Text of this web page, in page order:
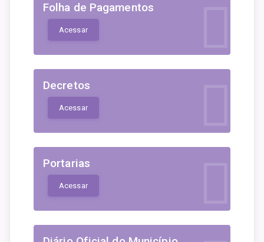
Folha de Pagamentos
Acessar
Decretos
Acessar
Portarias
Acessar